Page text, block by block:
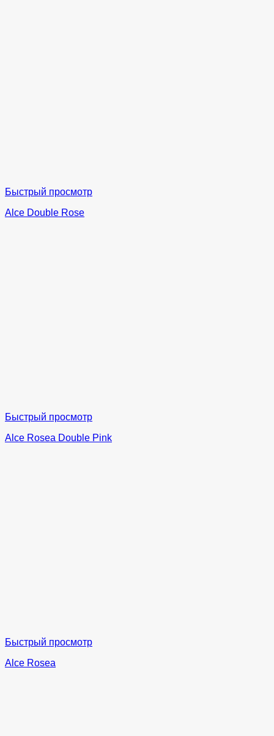
Быстрый просмотр
Alce Double Rose
Быстрый просмотр
Alce Rosea Double Pink
Быстрый просмотр
Alce Rosea